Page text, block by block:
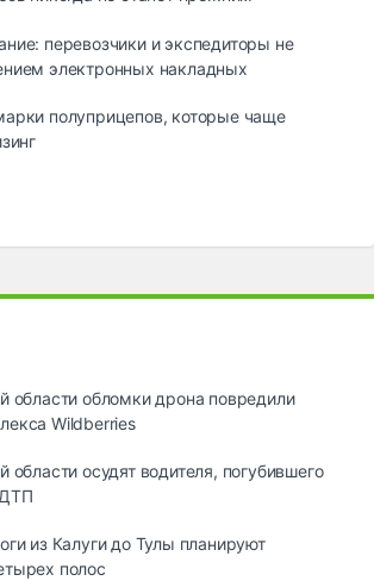
перевозчики и экспедиторы не
электронных накладных
полуприцепов, которые чаще
области обломки дрона повредили
Wildberries
области осудят водителя, погубившего
из Калуги до Тулы планируют
полос